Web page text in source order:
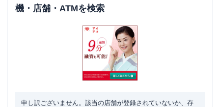
ATM 〇
✕
静岡県三島市本町3-38
三菱ＵＦＪ銀行 三島支店
営業時間
土曜：-
機・店舗・ATMを検索
申し訳ございません。該当の店舗が登録されていないか、存